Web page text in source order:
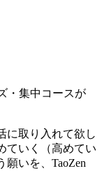
・集中コースが
に取り入れて欲し
ていく（高めてい
願いを、TaoZen